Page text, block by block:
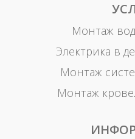
Монтаж
Электрика в
Монтаж
Монтаж